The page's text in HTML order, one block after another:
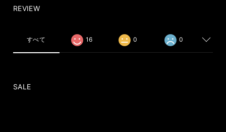
REVIEW
すべて 16 0 0
SALE